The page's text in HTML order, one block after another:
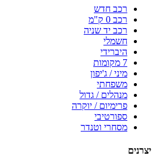
רכב חדש
רכב 0 ק"מ
רכב יד שניה
חשמלי
היברידי
7 מקומות
מיני / ג'יפון
משפחתי
מנהלים / גדול
פרימיום / יוקרה
ספורטיבי
מסחרי וטנדר
יצרנים